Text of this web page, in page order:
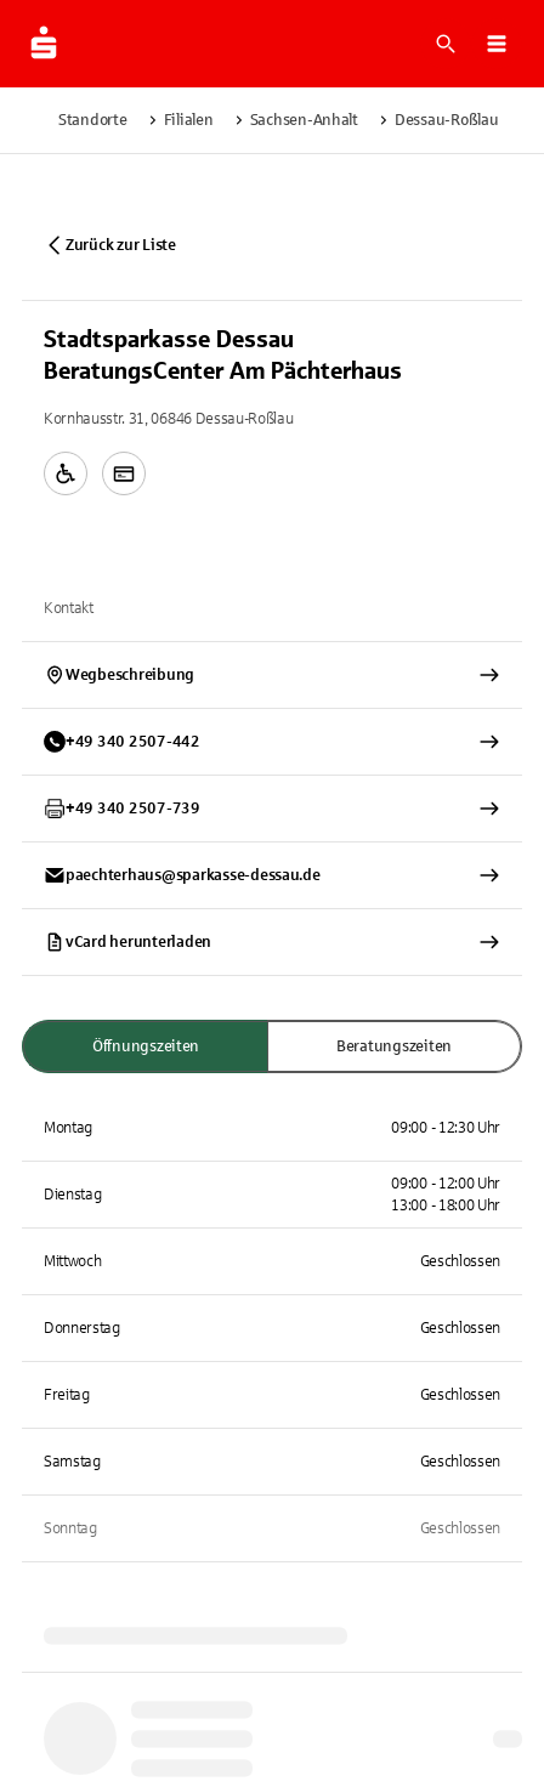
Suche
Standorte Filialen Sachsen-Anhalt Dessau-Roßlau
Zurück zur Liste
Stadtsparkasse Dessau
BeratungsCenter Am Pächterhaus
Kornhausstr. 31, 06846 Dessau-Roßlau
Kontakt
Wegbeschreibung
+49 340 2507-442
+49 340 2507-739
paechterhaus@sparkasse-dessau.de
vCard herunterladen
Öffnungszeiten Beratungszeiten
Montag 09:00 - 12:30 Uhr
Dienstag
09:00 - 12:00 Uhr
13:00 - 18:00 Uhr
Mittwoch Geschlossen
Donnerstag Geschlossen
Freitag Geschlossen
Samstag Geschlossen
Sonntag Geschlossen